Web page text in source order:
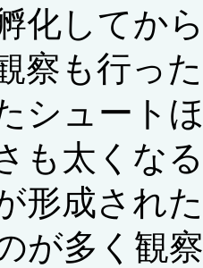
化してか
察も行っ
シュート
も太くな
形成され
が多く観